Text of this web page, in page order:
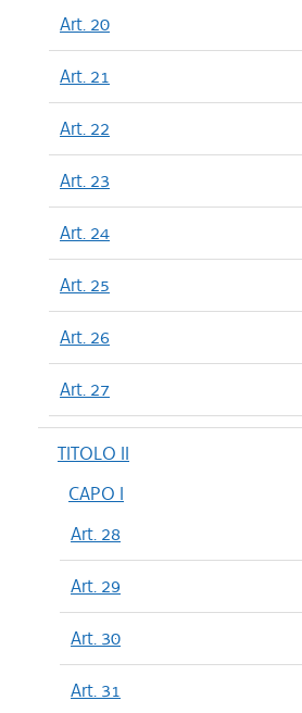
Art. 20
Art. 21
Art. 22
Art. 23
Art. 24
Art. 25
Art. 26
Art. 27
TITOLO II
CAPO I
Art. 28
Art. 29
Art. 30
Art. 31